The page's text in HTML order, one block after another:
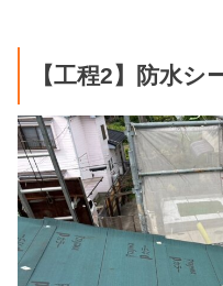
【工程2】防水シ